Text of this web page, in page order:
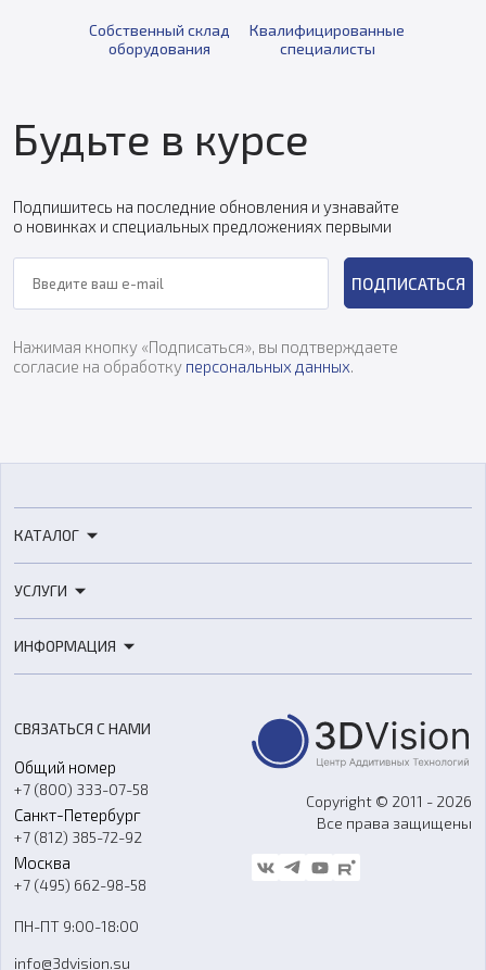
Собственный склад
оборудования
Квалифицированные
специалисты
Будьте в курсе
Подпишитесь на последние обновления и узнавайте
о новинках и специальных предложениях первыми
ПОДПИСАТЬСЯ
Нажимая кнопку «Подписаться», вы подтверждаете
согласие на обработку персональных данных
КАТАЛОГ
3D-сканеры
Расходные материалы
Оборудование и материалы для вакуумного литья
Аксессуары и прочее оборудование
Программное обеспечение
УСЛУГИ
3D-моделирование
Ремонт и услуги
ИНФОРМАЦИЯ
О компании
Контакты
Гос. закупки
Стать дилером
Блог
СВЯЗАТЬСЯ С НАМИ
Общий номер
+7 (800) 333-07-58
Санкт-Петербург
+7 (812) 385-72-92
Москва
+7 (495) 662-98-58
ПН-ПТ 9:00-18:00
info@3dvision.su
Copyright © 2011 - 2026
Все права защищены